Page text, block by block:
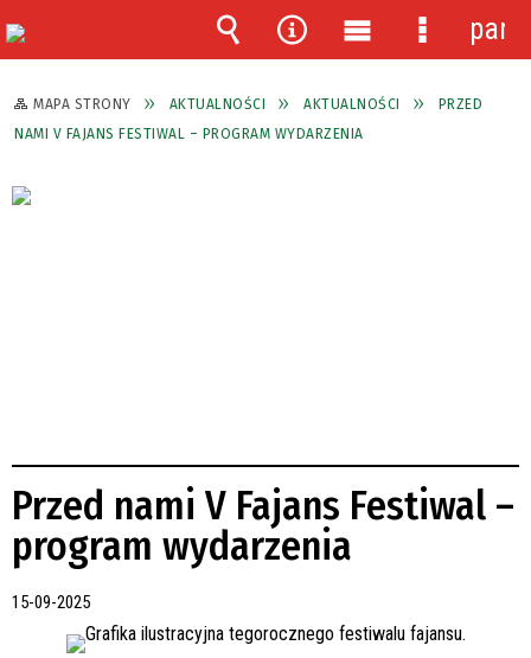
MAPA STRONY AKTUALNOŚCI AKTUALNOŚCI
PRZED
NAMI V FAJANS FESTIWAL – PROGRAM WYDARZENIA
Przed nami V Fajans Festiwal –
program wydarzenia
15-09-2025
Wyszukiwarka
Narzędzia
Menu
główne
Menu